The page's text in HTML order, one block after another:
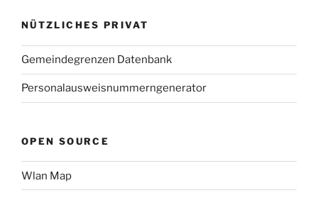
NÜTZLICHES PRIVAT
Gemeindegrenzen Datenbank
Personalausweisnummerngenerator
OPEN SOURCE
Wlan Map